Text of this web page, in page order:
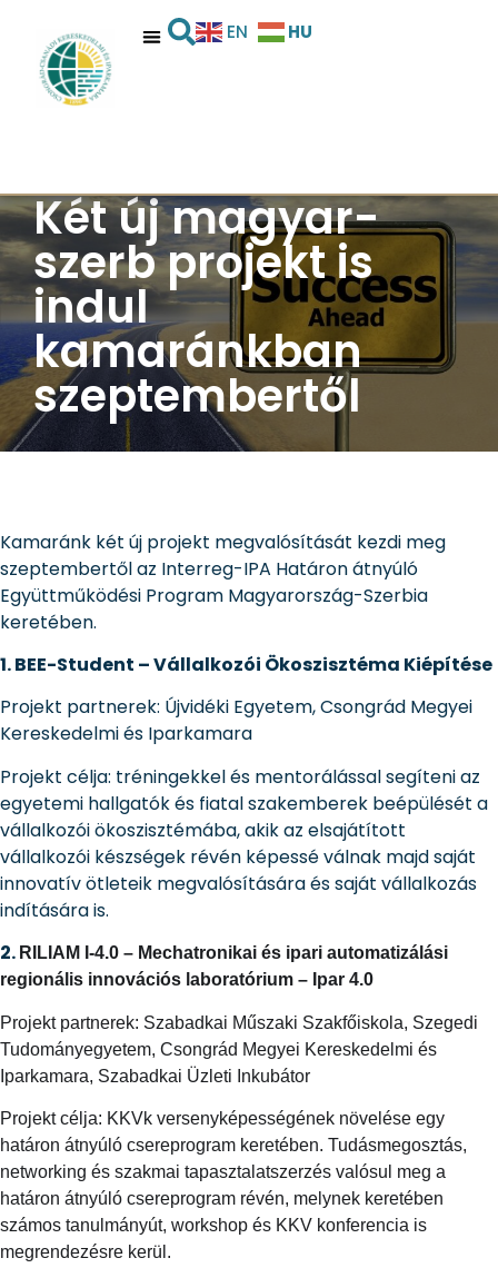
EN HU
Két új magyar-
szerb projekt is
indul
kamaránkban
szeptembertől
Kamaránk két új projekt megvalósítását kezdi meg
szeptembertől az Interreg-IPA Határon átnyúló
Együttműködési Program Magyarország-Szerbia
keretében.
1. BEE-Student – Vállalkozói Ökoszisztéma Kiépítése
Projekt partnerek: Újvidéki Egyetem, Csongrád Megyei
Kereskedelmi és Iparkamara
Projekt célja: tréningekkel és mentorálással segíteni az
egyetemi hallgatók és fiatal szakemberek beépülését a
vállalkozói ökoszisztémába, akik az elsajátított
vállalkozói készségek révén képessé válnak majd saját
innovatív ötleteik megvalósítására és saját vállalkozás
indítására is.
2. RILIAM I-4.0 – Mechatronikai és ipari automatizálási
regionális innovációs laboratórium – Ipar 4.0
Projekt partnerek: Szabadkai Műszaki Szakfőiskola, Szegedi
Tudományegyetem, Csongrád Megyei Kereskedelmi és
Iparkamara, Szabadkai Üzleti Inkubátor
Projekt célja: KKVk versenyképességének növelése egy
határon átnyúló csereprogram keretében. Tudásmegosztás,
networking és szakmai tapasztalatszerzés valósul meg a
határon átnyúló csereprogram révén, melynek keretében
számos tanulmányút, workshop és KKV konferencia is
megrendezésre kerül.